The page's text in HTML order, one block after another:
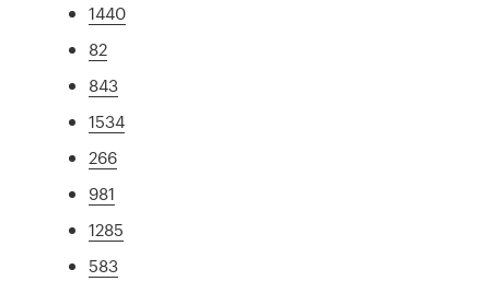
1440
82
843
1534
266
981
1285
583